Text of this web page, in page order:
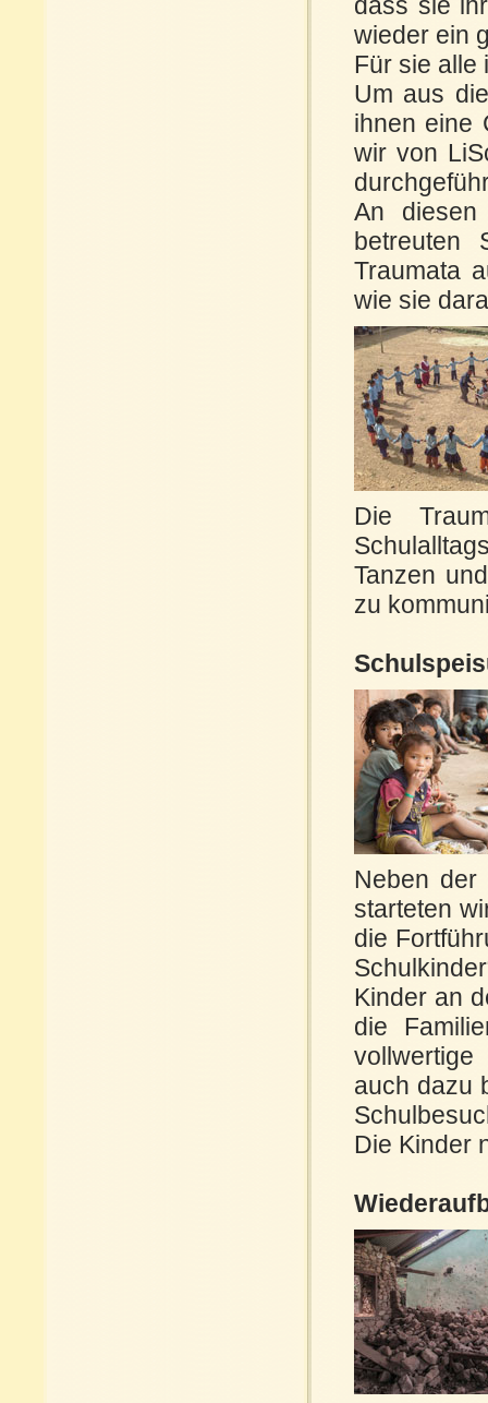
wieder ein
Für sie alle
Um aus
ihnen eine
wir von
An
betreuten
Traumata
wie sie
Die
Tanzen
zu
Neben der
starteten
die
Kinder an
die
vollwertige
auch dazu
Die Kinder